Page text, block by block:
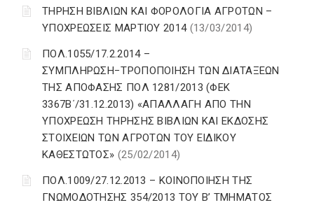
ΤΗΡΗΣΗ ΒΙΒΛΙΩΝ ΚΑΙ ΦΟΡΟΛΟΓΙΑ ΑΓΡΟΤΩΝ –
ΥΠΟΧΡΕΩΣΕΙΣ ΜΑΡΤΙΟΥ 2014 (13/03/2014)
ΠΟΛ.1055/17.2.2014 –
ΣΥΜΠΛΗΡΩΣΗ−ΤΡΟΠΟΠΟΙΗΣΗ ΤΩΝ ΔΙΑΤΑΞΕΩΝ
ΤΗΣ ΑΠΟΦΑΣΗΣ ΠΟΛ 1281/2013 (ΦΕΚ
3367Β΄/31.12.2013) «ΑΠΑΛΛΑΓΗ ΑΠΟ ΤΗΝ
ΥΠΟΧΡΕΩΣΗ ΤΗΡΗΣΗΣ ΒΙΒΛΙΩΝ ΚΑΙ ΕΚΔΟΣΗΣ
ΣΤΟΙΧΕΙΩΝ ΤΩΝ ΑΓΡΟΤΩΝ ΤΟΥ ΕΙΔΙΚΟΥ
ΚΑΘΕΣΤΩΤΟΣ» (25/02/2014)
ΠΟΛ.1009/27.12.2013 – ΚΟΙΝΟΠΟΙΗΣΗ ΤΗΣ
ΓΝΩΜΟΔΟΤΗΣΗΣ 354/2013 ΤΟΥ Β’ ΤΜΗΜΑΤΟΣ